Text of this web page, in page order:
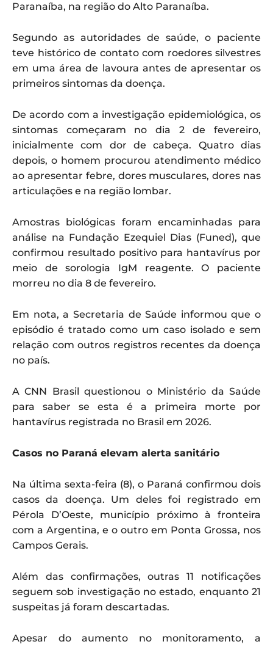
Paranaíba, na região do Alto Paranaíba.
Segundo as autoridades de saúde, o paciente
teve histórico de contato com roedores silvestres
em uma área de lavoura antes de apresentar os
primeiros sintomas da doença.
De acordo com a investigação epidemiológica, os
sintomas começaram no dia 2 de fevereiro,
inicialmente com dor de cabeça. Quatro dias
depois, o homem procurou atendimento médico
ao apresentar febre, dores musculares, dores nas
articulações e na região lombar.
Amostras biológicas foram encaminhadas para
análise na Fundação Ezequiel Dias (Funed), que
confirmou resultado positivo para hantavírus por
meio de sorologia IgM reagente. O paciente
morreu no dia 8 de fevereiro.
Em nota, a Secretaria de Saúde informou que o
episódio é tratado como um caso isolado e sem
relação com outros registros recentes da doença
no país.
A CNN Brasil questionou o Ministério da Saúde
para saber se esta é a primeira morte por
hantavírus registrada no Brasil em 2026.
Casos no Paraná elevam alerta sanitário
Na última sexta-feira (8), o Paraná confirmou dois
casos da doença. Um deles foi registrado em
Pérola D’Oeste, município próximo à fronteira
com a Argentina, e o outro em Ponta Grossa, nos
Campos Gerais.
Além das confirmações, outras 11 notificações
seguem sob investigação no estado, enquanto 21
suspeitas já foram descartadas.
Apesar do aumento no monitoramento, a